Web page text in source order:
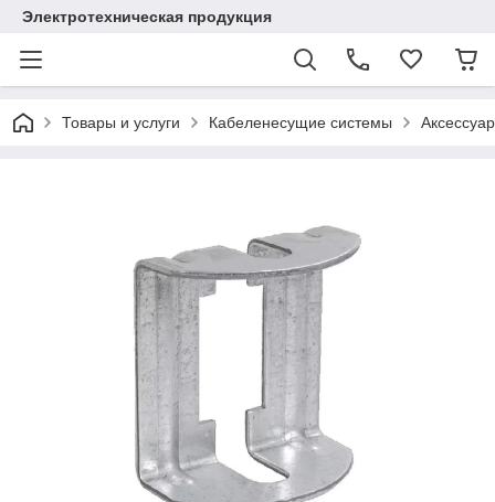
Электротехническая продукция
Товары и услуги Кабеленесущие системы